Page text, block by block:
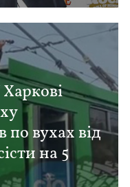
по вухах від
на 5